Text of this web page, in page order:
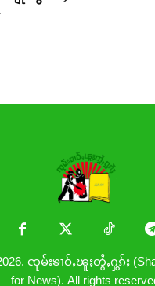
ၸုမ်းၶၢဝ်ႇၽူႈတွႆႇႁွၵ်ႈ
for News). All rights